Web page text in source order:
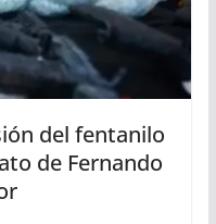
del fentanilo
de Fernando